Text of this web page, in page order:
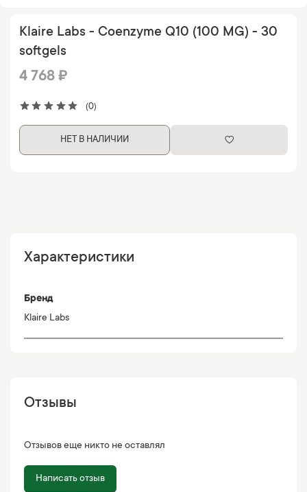
(0)
Klaire Labs - Coenzyme Q10 (100 MG) - 30
softgels
4 768 ₽
НЕТ В НАЛИЧИИ
Характеристики
Бренд
Klaire Labs
Отзывы
Отзывов еще никто не оставлял
Написать отзыв